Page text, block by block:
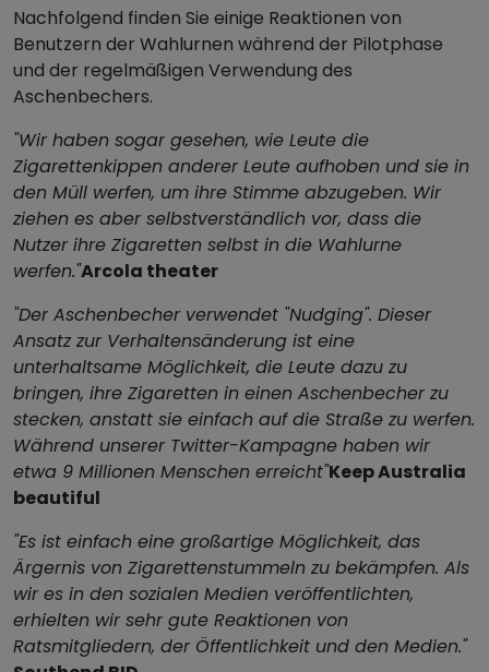
Nachfolgend finden Sie einige Reaktionen von
Benutzern der Wahlurnen während der Pilotphase
und der regelmäßigen Verwendung des
Aschenbechers.
"Wir haben sogar gesehen, wie Leute die
Zigarettenkippen anderer Leute aufhoben und sie in
den Müll werfen, um ihre Stimme abzugeben. Wir
ziehen es aber selbstverständlich vor, dass die
Nutzer ihre Zigaretten selbst in die Wahlurne
werfen."Arcola theater
"Der Aschenbecher verwendet "Nudging". Dieser
Ansatz zur Verhaltensänderung ist eine
unterhaltsame Möglichkeit, die Leute dazu zu
bringen, ihre Zigaretten in einen Aschenbecher zu
stecken, anstatt sie einfach auf die Straße zu werfen.
Während unserer Twitter-Kampagne haben wir
etwa 9 Millionen Menschen erreicht"Keep Australia
beautiful
"Es ist einfach eine großartige Möglichkeit, das
Ärgernis von Zigarettenstummeln zu bekämpfen. Als
wir es in den sozialen Medien veröffentlichten,
erhielten wir sehr gute Reaktionen von
Ratsmitgliedern, der Öffentlichkeit und den Medien."